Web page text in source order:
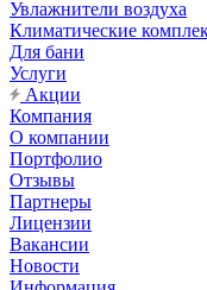
Увлажнители воздуха
Климатические
Для бани
Услуги
Акции
Компания
О компании
Портфолио
Отзывы
Партнеры
Лицензии
Вакансии
Новости